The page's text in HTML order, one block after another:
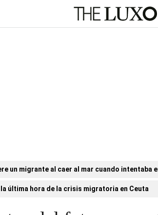
un migrante al caer al mar cuando intentaba
la última hora de la crisis migratoria en Ceuta